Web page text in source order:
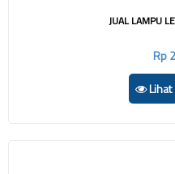
JUAL LAMPU
Rp
Lihat